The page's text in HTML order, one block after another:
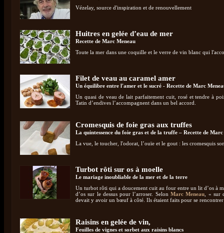
Vézelay, source d'inspiration et de renouvellement
Huitres en gelée d’eau de mer
Recette de Marc Meneau
Toute la mer dans une coquille et le verre de vin blanc qui
Filet de veau au caramel amer
Un équilibre entre l'amer et le sucré - Recette de Marc
Un quasi de veau de lait parfaitement cuit, rosé et tendre à
Tatin d’endives l’accompagnent dans un bel accord.
Cromesquis de foie gras aux truffes
La quintessence du foie gras et de la truffe – Recette de Marc
La vue, le toucher, l'odorat, l’ouïe et le gout : les cromesquis
Turbot rôti sur os à moelle
Le mariage inoubliable de la mer et de la terre
Un turbot rôti qui a doucement cuit au four entre un lit d’os à
d’os sur le dessus pour l’arroser. Selon Marc Meneau , « sur
devait y avoir un bœuf à côté. Ils étaient faits pour se
Raisins en gelée de vin,
Feuilles de vignes et sorbet aux raisins blancs